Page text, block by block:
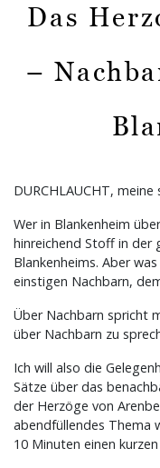
Das
–
DURCHLAUCHT,
Wer in Blankenheim
hinreichend Stoff in der
Blankenheims. Aber
einstigen Nachbarn,
Über Nachbarn spricht
über Nachbarn zu
Ich will also die
Sätze über das
der Herzöge von
abendfüllendes Thema
10 Minuten einen